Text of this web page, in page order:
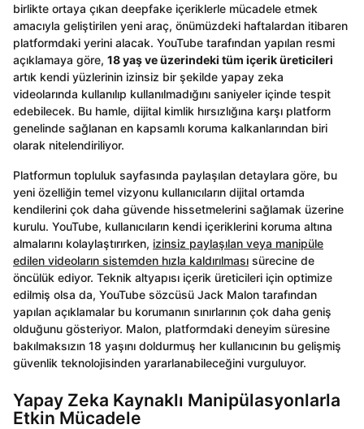
birlikte ortaya çıkan deepfake içeriklerle mücadele etmek
amacıyla geliştirilen yeni araç, önümüzdeki haftalardan itibaren
platformdaki yerini alacak. YouTube tarafından yapılan resmi
açıklamaya göre, 18 yaş ve üzerindeki tüm içerik üreticileri
artık kendi yüzlerinin izinsiz bir şekilde yapay zeka
videolarında kullanılıp kullanılmadığını saniyeler içinde tespit
edebilecek. Bu hamle, dijital kimlik hırsızlığına karşı platform
genelinde sağlanan en kapsamlı koruma kalkanlarından biri
olarak nitelendiriliyor.
Platformun topluluk sayfasında paylaşılan detaylara göre, bu
yeni özelliğin temel vizyonu kullanıcıların dijital ortamda
kendilerini çok daha güvende hissetmelerini sağlamak üzerine
kurulu. YouTube, kullanıcıların kendi içeriklerini koruma altına
almalarını kolaylaştırırken, izinsiz paylaşılan veya manipüle
edilen videoların sistemden hızla kaldırılması sürecine de
öncülük ediyor. Teknik altyapısı içerik üreticileri için optimize
edilmiş olsa da, YouTube sözcüsü Jack Malon tarafından
yapılan açıklamalar bu korumanın sınırlarının çok daha geniş
olduğunu gösteriyor. Malon, platformdaki deneyim süresine
bakılmaksızın 18 yaşını doldurmuş her kullanıcının bu gelişmiş
güvenlik teknolojisinden yararlanabileceğini vurguluyor.
Yapay Zeka Kaynaklı Manipülasyonlarla
Etkin Mücadele